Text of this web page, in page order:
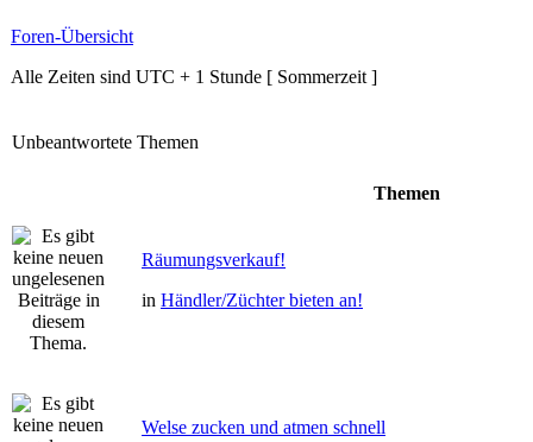
Foren-Übersicht
Alle Zeiten sind UTC + 1 Stunde [ Sommerzeit ]
Unbeantwortete Themen
Themen
Räumungsverkauf!
in Händler/Züchter bieten an!
Welse zucken und atmen schnell